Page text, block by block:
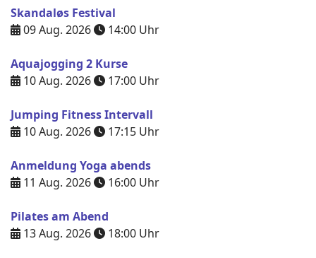
Skandaløs Festival
09 Aug. 2026
14:00 Uhr
Aquajogging 2 Kurse
10 Aug. 2026
17:00 Uhr
Jumping Fitness Intervall
10 Aug. 2026
17:15 Uhr
Anmeldung Yoga abends
11 Aug. 2026
16:00 Uhr
Pilates am Abend
13 Aug. 2026
18:00 Uhr